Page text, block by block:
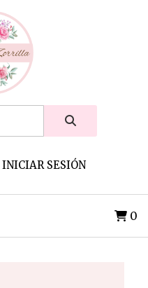
INICIAR SESIÓN
0